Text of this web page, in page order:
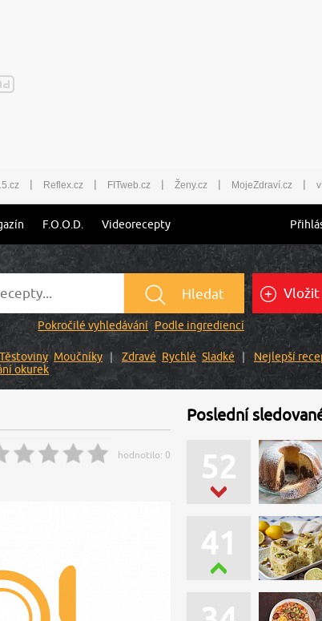
| Reflex.cz | FITweb.cz | Ženy.cz | MojeZdraví.cz |
F.O.O.D. Videorecepty
Hledat
Pokročilé vyhledávání Podle ingrediencí
Těstoviny Moučníky Zdravé Rychlé Sladké
Nejlepší
okurek
hodnotilo: 0
Poslední
52
41